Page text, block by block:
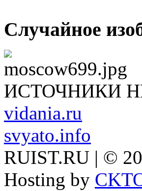
Случайное
ИСТОЧНИКИ
vidania.ru
svyato.info
RUIST.RU | ©
Hosting by